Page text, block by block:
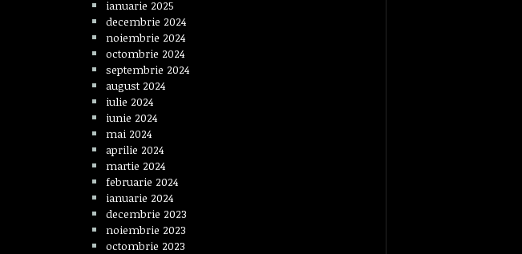
ianuarie 2025
decembrie 2024
noiembrie 2024
octombrie 2024
septembrie 2024
august 2024
iulie 2024
iunie 2024
mai 2024
aprilie 2024
martie 2024
februarie 2024
ianuarie 2024
decembrie 2023
noiembrie 2023
octombrie 2023